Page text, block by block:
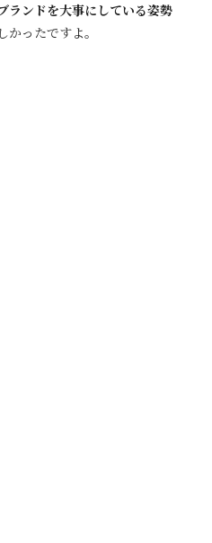
ランドを大事にしている姿勢
かったですよ。